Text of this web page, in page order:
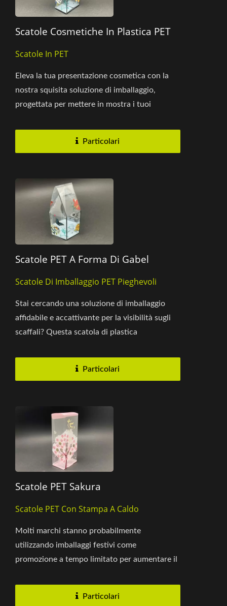
Scatole Cosmetiche In Plastica PET
Scatole In PET
Eleva la tua presentazione cosmetica con la
nostra squisita soluzione di imballaggio,
progettata per mettere in mostra i tuoi
Particolari
Scatole PET A Forma Di Gabel
Scatole Di Imballaggio PET Pieghevoli
Stai cercando una soluzione di imballaggio
affidabile e accattivante per la visibilità sugli
scaffali? Questa scatola di plastica
Particolari
Scatole PET Sakura
Scatole PET Con Stampa A Caldo
Molti marchi stanno probabilmente
utilizzando imballaggi festivi come
promozione a tempo limitato per aumentare il
Particolari